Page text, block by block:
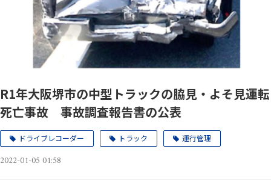
R1年大阪堺市の中型トラックの脇見・よそ見運転
死亡事故 事故調査報告書の公表
ドライブレコーダー トラック 運行管理
2022-01-05 01:58